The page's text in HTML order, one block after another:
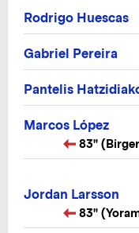
Rodrigo Huescas
Gabriel Pereira
Pantelis
Marcos López
83"
Jordan Larsson
83"